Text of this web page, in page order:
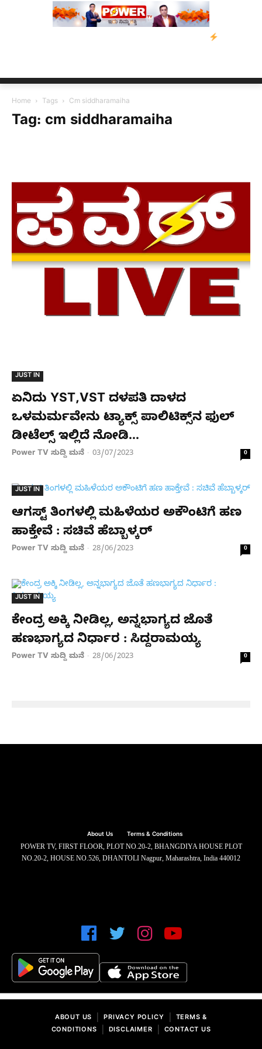
Home Tags Cm siddharamaiha
Tag: cm siddharamaiha
JUST IN
ಏನಿದು YST,VST ದಳಪತಿ ದಾಳದ
ಒಳಮರ್ಮವೇನು ಟ್ಯಾಕ್ಸ್ ಪಾಲಿಟಿಕ್ಸ್​ನ ಫುಲ್
ಡೀಟೆಲ್ಸ್ ಇಲ್ಲಿದೆ ನೋಡಿ…
Power TV ಸುದ್ದಿ ಮನೆ - 03/07/2023 0
JUST IN
ಆಗಸ್ಟ್ ತಿಂಗಳಲ್ಲಿ ಮಹಿಳೆಯರ ಅಕೌಂಟಿಗೆ ಹಣ
ಹಾಕ್ತೇವೆ : ಸಚಿವೆ ಹೆಬ್ಬಾಳ್ಕರ್
Power TV ಸುದ್ದಿ ಮನೆ - 28/06/2023 0
JUST IN
ಕೇಂದ್ರ ಅಕ್ಕಿ ನೀಡಿಲ್ಲ, ಅನ್ನಭಾಗ್ಯದ ಜೊತೆ
ಹಣಭಾಗ್ಯದ ನಿರ್ಧಾರ : ಸಿದ್ದರಾಮಯ್ಯ
Power TV ಸುದ್ದಿ ಮನೆ - 28/06/2023 0
About Us Terms & Conditions
POWER TV, FIRST FLOOR, PLOT NO.20-2, BHANGDIYA HOUSE PLOT
NO.20-2, HOUSE NO.526, DHANTOLI Nagpur, Maharashtra, India 440012
ABOUT US PRIVACY POLICY
TERMS &
CONDITIONS
DISCLAIMER CONTACT US